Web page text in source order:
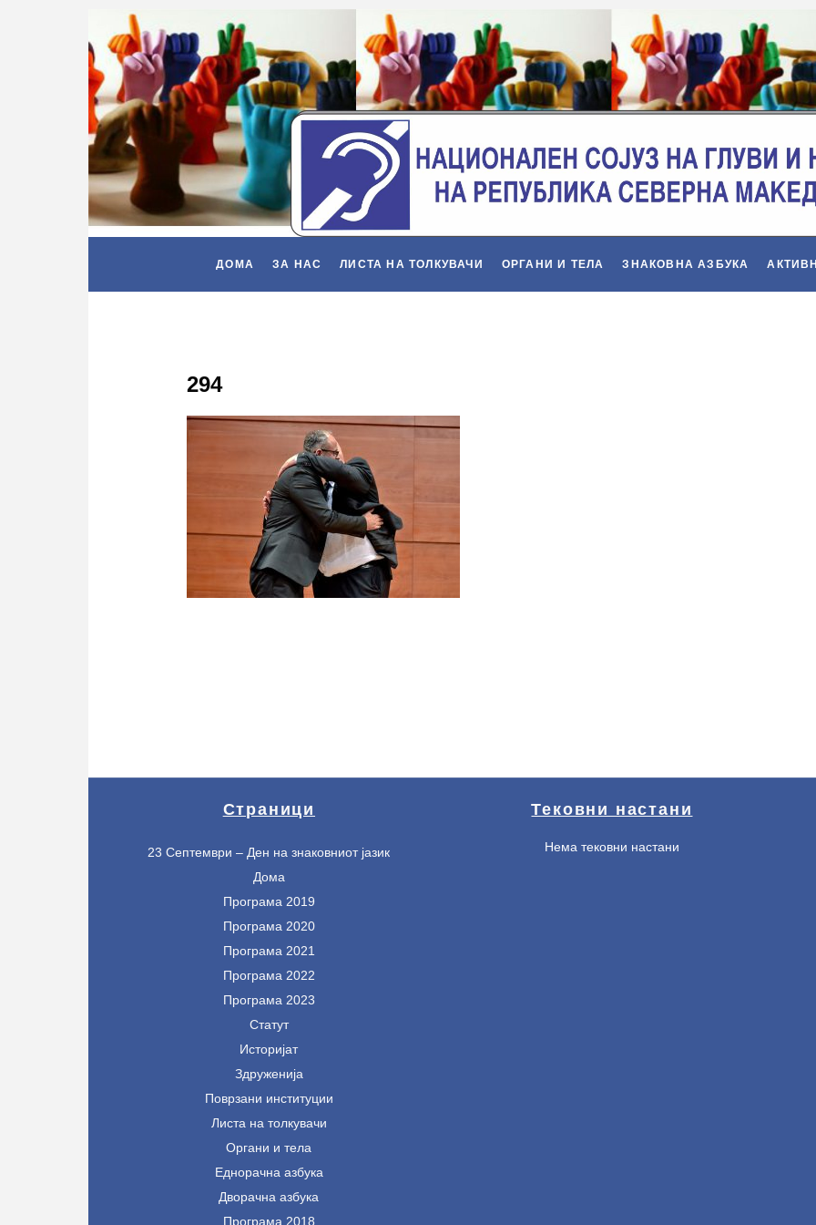
ДОМА ЗА НАС ЛИСТА НА ТОЛКУВАЧИ ОРГАНИ И ТЕЛА ЗНАКОВНА АЗБУКА
294
Страници
23 Септември – Ден на знаковниот јазик
Дома
Програма 2019
Програма 2020
Програма 2021
Програма 2022
Програма 2023
Статут
Историјат
Здруженија
Поврзани институции
Листа на толкувачи
Органи и тела
Еднорачна азбука
Дворачна азбука
Програма 2018
Тековни настани
Нема тековни настани